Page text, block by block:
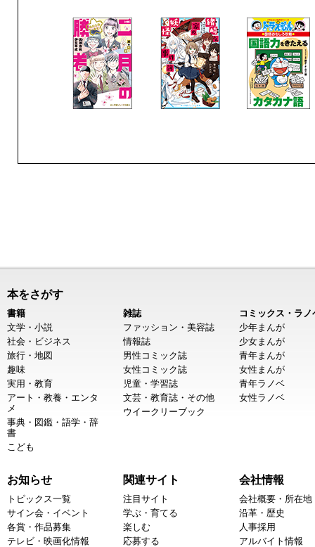
本をさがす
書籍
文学・小説
社会・ビジネス
旅行・地図
趣味
実用・教育
アート・教養・エンタ
メ
事典・図鑑・語学・辞
書
こども
雑誌
ファッション・美容誌
情報誌
男性コミック誌
女性コミック誌
児童・学習誌
文芸・教育誌・その他
ウイークリーブック
コミックス・ラノ
少年まんが
少女まんが
青年まんが
女性まんが
青年ラノベ
女性ラノベ
お知らせ
トピックス一覧
サイン会・イベント
各賞・作品募集
テレビ・映画化情報
関連サイト
注目サイト
学ぶ・育てる
楽しむ
応募する
会社情報
会社概要・所在地
沿革・歴史
人事採用
アルバイト情報